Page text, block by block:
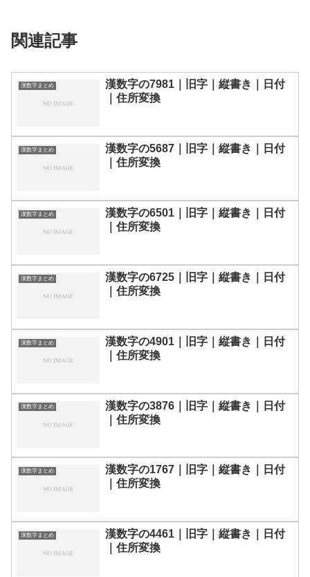
関連記事
漢数字まとめ
漢数字の7981｜旧字｜縦書き｜日付
｜住所変換
漢数字まとめ
漢数字の5687｜旧字｜縦書き｜日付
｜住所変換
漢数字まとめ
漢数字の6501｜旧字｜縦書き｜日付
｜住所変換
漢数字まとめ
漢数字の6725｜旧字｜縦書き｜日付
｜住所変換
漢数字まとめ
漢数字の4901｜旧字｜縦書き｜日付
｜住所変換
漢数字まとめ
漢数字の3876｜旧字｜縦書き｜日付
｜住所変換
漢数字まとめ
漢数字の1767｜旧字｜縦書き｜日付
｜住所変換
漢数字まとめ
漢数字の4461｜旧字｜縦書き｜日付
｜住所変換